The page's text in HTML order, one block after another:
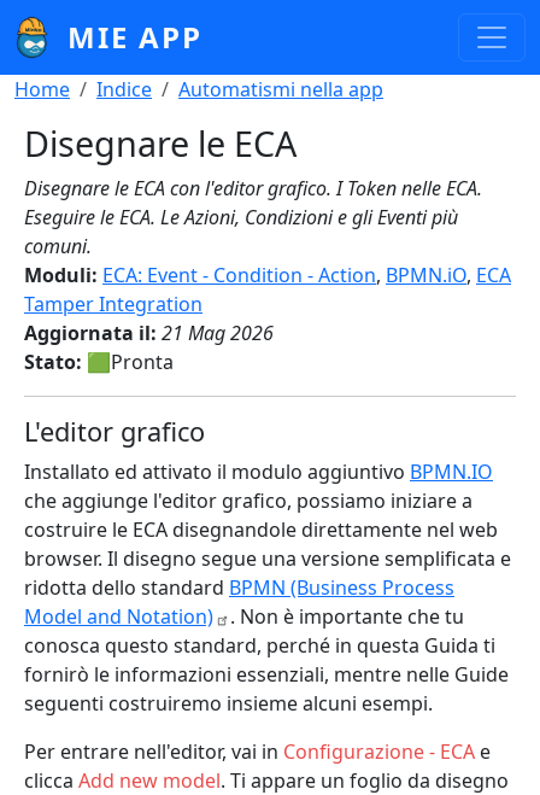
Salta al contenuto principale
MIE APP
Briciole di pane
Home Indice Automatismi nella app
Disegnare le ECA
Disegnare le ECA con l'editor grafico. I Token nelle ECA.
Eseguire le ECA. Le Azioni, Condizioni e gli Eventi più
comuni.
Moduli: ECA: Event - Condition - Action, BPMN.iO, ECA
Tamper Integration
Aggiornata il: 21 Mag 2026
Stato: 🟩Pronta
L'editor grafico
Installato ed attivato il modulo aggiuntivo BPMN.IO
che aggiunge l'editor grafico, possiamo iniziare a
costruire le ECA disegnandole direttamente nel web
browser. Il disegno segue una versione semplificata e
ridotta dello standard BPMN (Business Process
Model and Notation)
. Non è importante che tu
conosca questo standard, perché in questa Guida ti
fornirò le informazioni essenziali, mentre nelle Guide
seguenti costruiremo insieme alcuni esempi.
Per entrare nell'editor, vai in Configurazione - ECA e
clicca Add new model. Ti appare un foglio da disegno